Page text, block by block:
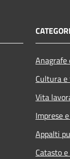
Cultura
Vita
Imprese
Appalti
Catasto